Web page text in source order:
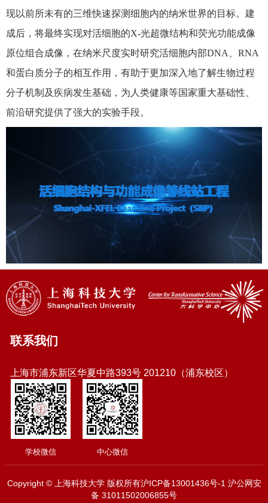
现以前所未有的三维快速探测细胞内的纳米世界的目标。建
成后，将最终实现对活细胞的X-光超微结构和荧光功能成像
原位组合成像，在纳米尺度实时研究活细胞内部DNA
RNA
和蛋白质分子的相互作用，有助于更加深入地了解生物过程
分子机制及疾病发生基础，为人类健康等国家重大基础性、
前沿研究提供了强大的实验手段。
联系我们
上海市浦东新区华夏中路393号 201210（浦东校区）
学校微信 中心微信
Copyright © 上海科技大学 版权所有沪ICP备13001436号-1 沪公网安
备 31011502006855号